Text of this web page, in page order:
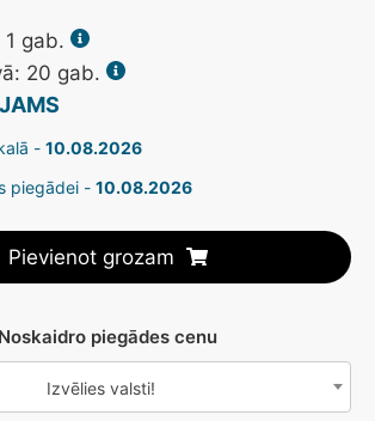
1 gab.
20 gab.
- 10.08.2026
piegādei - 10.08.2026
Pievienot grozam
Noskaidro piegādes cenu
Izvēlies valsti!